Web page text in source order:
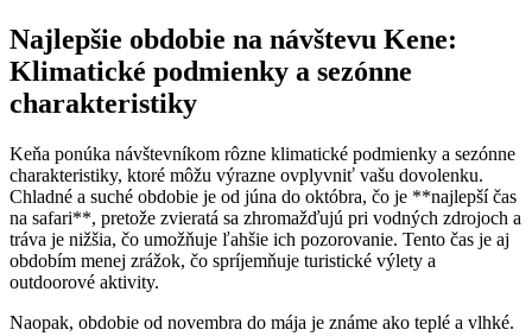
Najlepšie‌ obdobie na návštevu Kene:⁤
Klimatické podmienky a sezónne⁤
charakteristiky
Keňa ponúka návštevníkom‍ rôzne klimatické podmienky a sezónne
‍charakteristiky, ktoré môžu ‌výrazne ⁤ovplyvniť vašu dovolenku.
Chladné ‌a suché obdobie je od júna do októbra, čo je **najlepší čas⁢
na safari**, pretože zvieratá sa zhromažďujú pri vodných ⁣zdrojoch a⁣
tráva je nižšia, ​čo umožňuje ľahšie ich pozorovanie. Tento ⁤čas je‍ aj
obdobím menej zrážok, čo spríjemňuje‌ turistické⁢ výlety a⁤
outdoorové ⁤aktivity.
Naopak,​ obdobie od novembra do mája je známe​ ako teplé ⁤a vlhké.⁣